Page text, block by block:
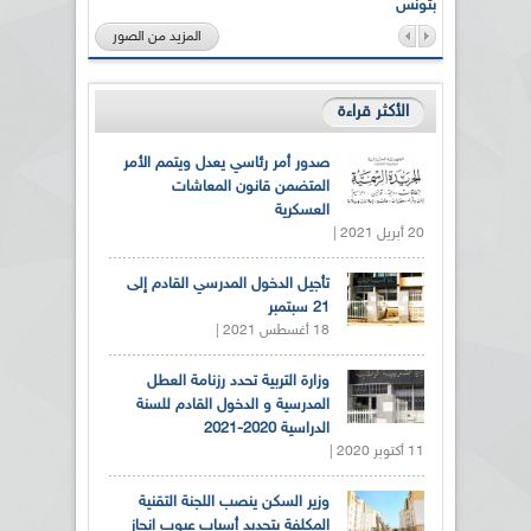
بتونس
المزيد من الصور
الأكثر قراءة
صدور أمر رئاسي يعدل ويتمم الأمر
المتضمن قانون المعاشات
العسكرية
20 أبريل 2021 |
تأجيل الدخول المدرسي القادم إلى
21 سبتمبر
18 أغسطس 2021 |
وزارة التربية تحدد رزنامة العطل
المدرسية و الدخول القادم للسنة
الدراسية 2020-2021
11 أكتوبر 2020 |
وزير السكن ينصب اللجنة التقنية
المكلفة بتحديد أسباب عيوب انجاز